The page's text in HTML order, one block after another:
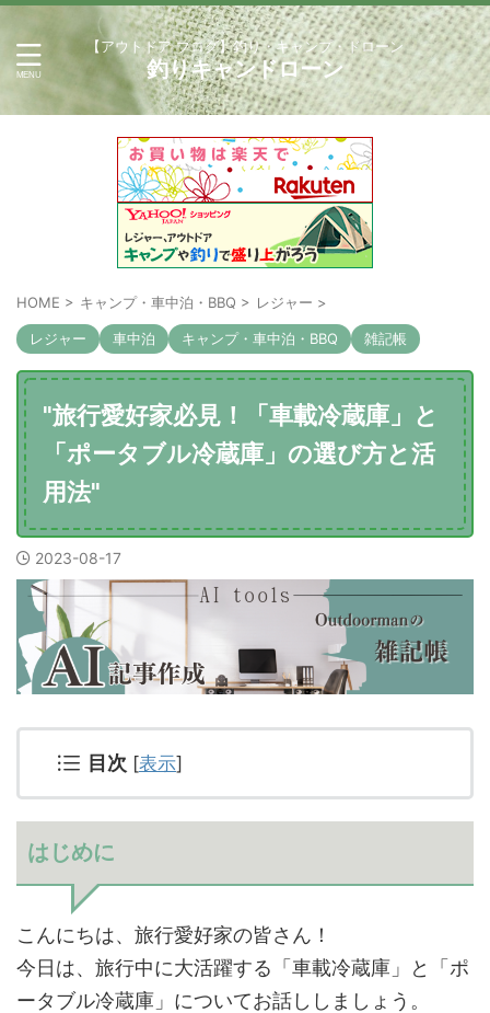
【アウトドア ブログ】釣り・キャンプ・ドローン
釣りキャンドローン
HOME > キャンプ・車中泊・BBQ > レジャー >
レジャー 車中泊 キャンプ・車中泊・BBQ 雑記帳
"旅行愛好家必見！「車載冷蔵庫」と
「ポータブル冷蔵庫」の選び方と活
用法"
2023-08-17
目次 [表示]
はじめに
こんにちは、旅行愛好家の皆さん！
今日は、旅行中に大活躍する「車載冷蔵庫」と「ポ
ータブル冷蔵庫」についてお話ししましょう。